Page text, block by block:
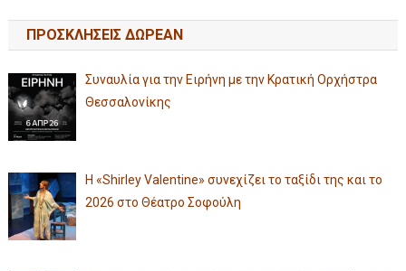
ΠΡΟΣΚΛΗΣΕΙΣ ΔΩΡΕΑΝ
Συναυλία για την Ειρήνη με την Κρατική Ορχήστρα
Θεσσαλονίκης
Η «Shirley Valentine» συνεχίζει το ταξίδι της και το
2026 στο Θέατρο Σοφούλη